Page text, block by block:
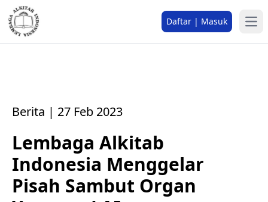
Daftar | Masuk
Berita | 27 Feb 2023
Lembaga Alkitab
Indonesia Menggelar
Pisah Sambut Organ